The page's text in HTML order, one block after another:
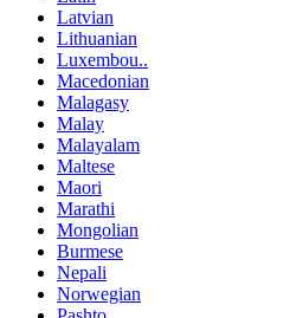
Latvian
Lithuanian
Luxembou..
Macedonian
Malagasy
Malay
Malayalam
Maltese
Maori
Marathi
Mongolian
Burmese
Nepali
Norwegian